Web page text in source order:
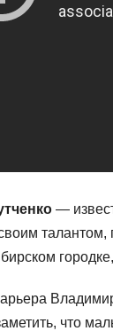
—
что